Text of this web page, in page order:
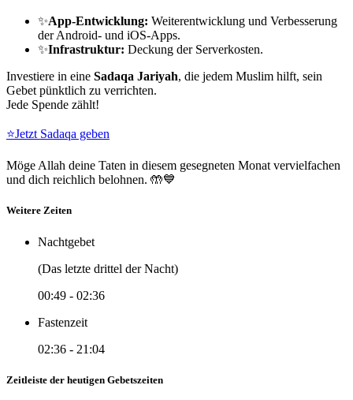
✨App-Entwicklung: Weiterentwicklung und Verbesserung
der Android- und iOS-Apps.
✨Infrastruktur: Deckung der Serverkosten.
Investiere in eine Sadaqa Jariyah, die jedem Muslim hilft, sein
Gebet pünktlich zu verrichten.
Jede Spende zählt!
⭐Jetzt Sadaqa geben
Möge Allah deine Taten in diesem gesegneten Monat vervielfachen
und dich reichlich belohnen. 🤲💙
Weitere Zeiten
Nachtgebet
(Das letzte drittel der Nacht)
00:49 - 02:36
Fastenzeit
02:36 - 21:04
Zeitleiste der heutigen Gebetszeiten